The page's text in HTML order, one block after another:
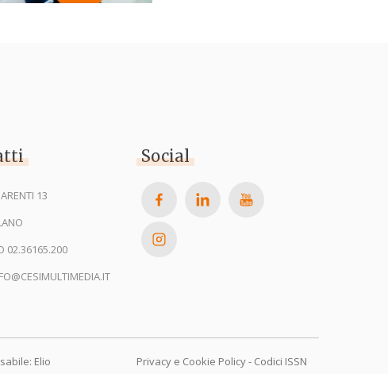
13
02.36165.200
Social
Elio
Privacy e Cookie Policy- Codici ISSN